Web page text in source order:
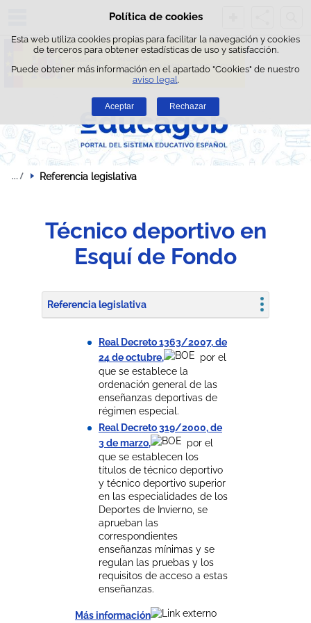
Política de cookies
Esta web utiliza cookies propias para facilitar la navegación y cookies
de terceros para obtener estadísticas de uso y satisfacción.
Puede obtener más información en el apartado "Cookies" de nuestro
aviso legal .
Aceptar Rechazar
Saltar al contenido
Referencia legislativa
Técnico deportivo en
Esquí de Fondo
Referencia legislativa
Real Decreto 1363/2007, de
24 de octubre,
por el
que se establece la
ordenación general de las
enseñanzas deportivas de
régimen especial.
Real Decreto 319/2000, de
3 de marzo,
por el
que se establecen los
títulos de técnico deportivo
y técnico deportivo superior
en las especialidades de los
Deportes de Invierno, se
aprueban las
correspondientes
enseñanzas mínimas y se
regulan las pruebas y los
requisitos de acceso a estas
enseñanzas.
Más información